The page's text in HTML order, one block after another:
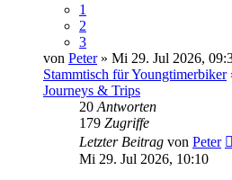
1
2
3
von Peter» Mi 29. Jul 2026,
Stammtisch für Youngtimerbiker
Journeys & Trips
20 Antworten
179 Zugriffe
Letzter Beitrag von Peter
Mi 29. Jul 2026, 10:10